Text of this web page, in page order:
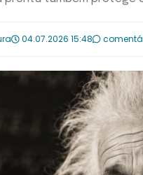
04.07.2026 15:48